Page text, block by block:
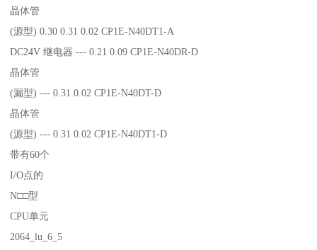
晶体管
(源型) 0.30 0.31 0.02 CP1E-N40DT1-A
DC24V 继电器 --- 0.21 0.09 CP1E-N40DR-D
晶体管
(漏型) --- 0.31 0.02 CP1E-N40DT-D
晶体管
(源型) --- 0.31 0.02 CP1E-N40DT1-D
带有60个
I/O点的
N□□型
CPU单元
2064_lu_6_5